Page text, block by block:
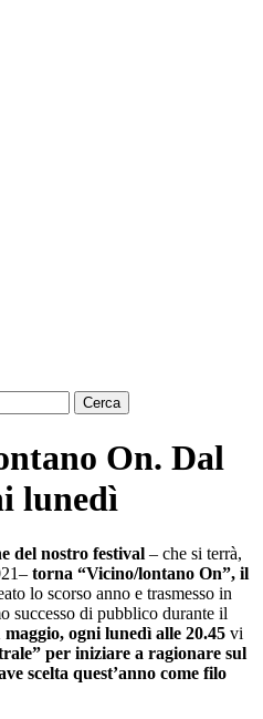
On. Dal
lunedì
del nostro festival – che si terrà,
torna “Vicino/lontano On”, il
lo scorso anno e trasmesso in
successo di pubblico durante il
maggio, ogni lunedì alle 20.45 vi
per iniziare a ragionare sul
scelta quest’anno come filo